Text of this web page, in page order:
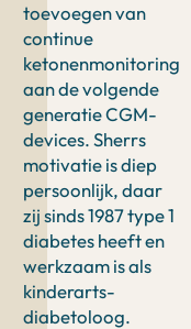
toevoegen van
continue
ketonenmonitoring
aan de volgende
generatie CGM-
devices. Sherrs
motivatie is diep
persoonlijk, daar
zij sinds 1987 type 1
diabetes heeft en
werkzaam is als
kinderarts-
diabetoloog.